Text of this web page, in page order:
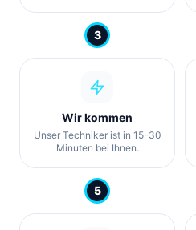
3
Wir kommen
Unser Techniker ist in 15-30
Minuten bei Ihnen.
5